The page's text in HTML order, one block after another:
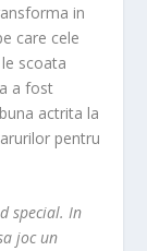
in
care cele
scoata
a fost
actrita la
pentru
special. In
joc un